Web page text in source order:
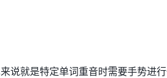
说就是特定单词重音时需要手势进